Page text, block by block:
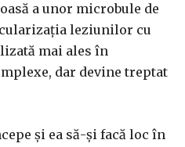
a unor microbule de
leziunilor cu
mai ales în
dar devine treptat
și ea să-și facă loc în